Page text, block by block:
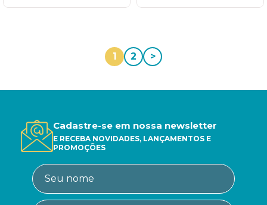
1 2 >
Cadastre-se em nossa newsletter
E RECEBA NOVIDADES, LANÇAMENTOS E
PROMOÇÕES